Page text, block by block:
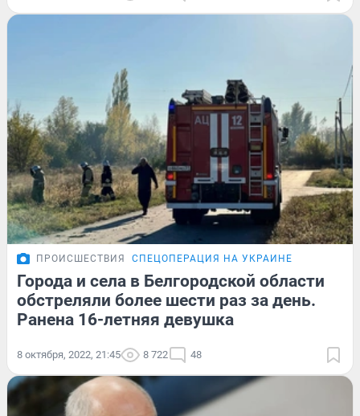
ПРОИСШЕСТВИЯ СПЕЦОПЕРАЦИЯ НА УКРАИНЕ
Города и села в Белгородской области
обстреляли более шести раз за день.
Ранена 16-летняя девушка
8 октября, 2022, 21:45 8 722 48